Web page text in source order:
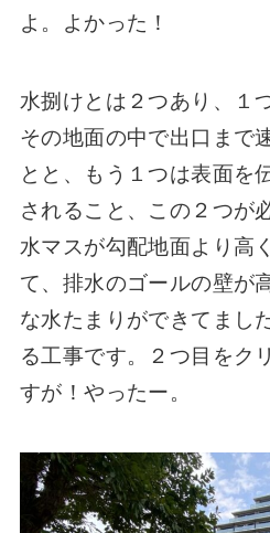
よ。よかった！
水捌けとは２つあり、１
その地面の中で出口まで
とと、もう１つは表面を
されること、この２つが
水マスが勾配地面より高
て、排水のゴールの壁が
な水たまりができてまし
る工事です。２つ目をク
すが！やったー。